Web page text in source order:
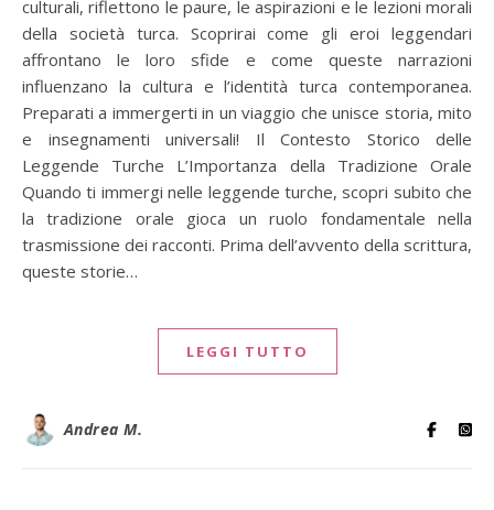
culturali, riflettono le paure, le aspirazioni e le lezioni morali
della società turca. Scoprirai come gli eroi leggendari
affrontano le loro sfide e come queste narrazioni
influenzano la cultura e l’identità turca contemporanea.
Preparati a immergerti in un viaggio che unisce storia, mito
e insegnamenti universali! Il Contesto Storico delle
Leggende Turche L’Importanza della Tradizione Orale
Quando ti immergi nelle leggende turche, scopri subito che
la tradizione orale gioca un ruolo fondamentale nella
trasmissione dei racconti. Prima dell’avvento della scrittura,
queste storie…
LEGGI TUTTO
Andrea M.